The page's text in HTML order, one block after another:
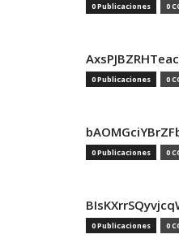
0 Publicaciones 0
0 Publicaciones 0
0 Publicaciones 0
0 Publicaciones 0